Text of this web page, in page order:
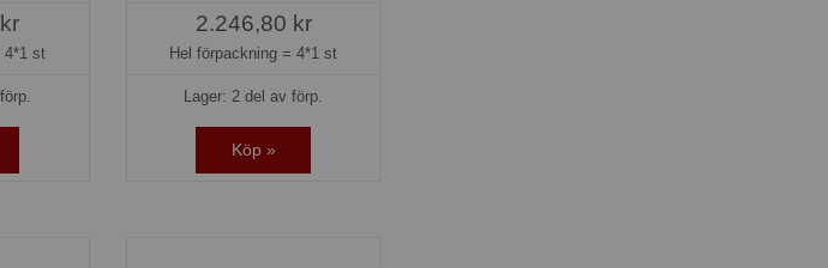
4*1 st
2.246,80 kr
Hel förpackning =4*1 st
Lager: 2 del av förp.
Köp »